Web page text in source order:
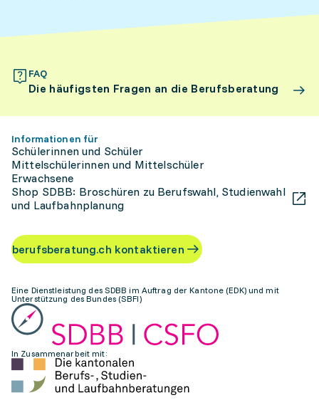
FAQ
Die häufigsten Fragen an die Berufsberatung
Informationen für
Schülerinnen und Schüler
Mittelschülerinnen und Mittelschüler
Erwachsene
Shop SDBB: Broschüren zu Berufswahl, Studienwahl
und Laufbahnplanung
berufsberatung.ch kontaktieren
Eine Dienstleistung des SDBB im Auftrag der Kantone (EDK) und mit
Unterstützung des Bundes (SBFI)
In Zusammenarbeit mit: